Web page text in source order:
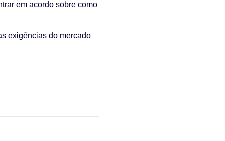
em acordo sobre como
exigências do mercado